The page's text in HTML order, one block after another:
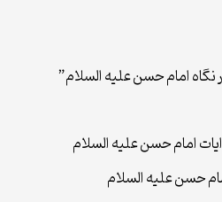
نگاه امام حسن علیه السلام”
امام حسن علیه السلام
حسن علیه السلام